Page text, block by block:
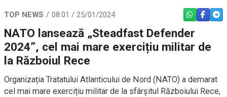
TOP NEWS 08:01 / 25/01/2024 WHATSAPP
NATO lansează „Steadfast Defender
2024”, cel mai mare exercițiu militar de
la Războiul Rece
Organizația Tratatului Atlanticului de Nord (NATO) a demarat
cel mai mare exercițiu militar de la sfârșitul Războiului Rece,